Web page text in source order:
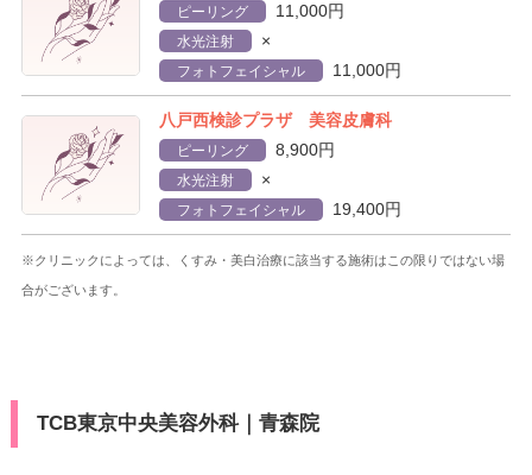
ピーリング 11,000円
水光注射 ×
フォトフェイシャル 11,000円
八戸西検診プラザ 美容皮膚科
ピーリング 8,900円
水光注射 ×
フォトフェイシャル 19,400円
※クリニックによっては、くすみ・美白治療に該当する施術はこの限りではない場
合がございます。
TCB東京中央美容外科｜青森院